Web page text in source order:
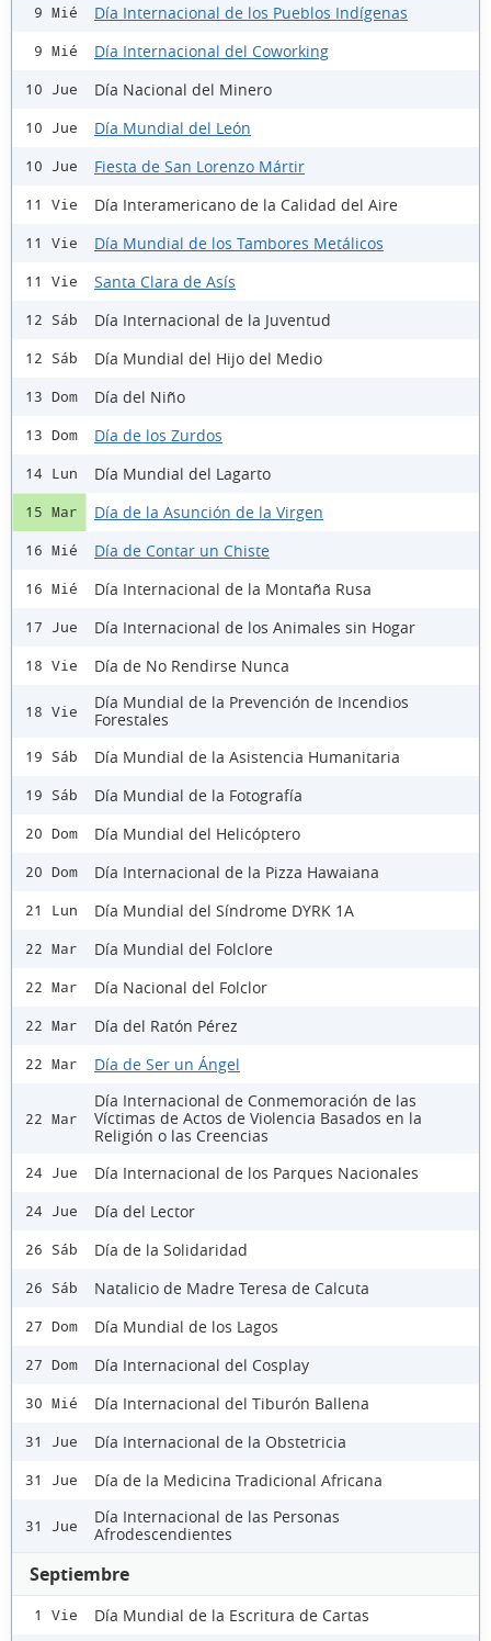
9 Mié Día Internacional de los Pueblos Indígenas
9 Mié Día Internacional del Coworking
10 Jue Día Nacional del Minero
10 Jue Día Mundial del León
10 Jue Fiesta de San Lorenzo Mártir
11 Vie Día Interamericano de la Calidad del Aire
11 Vie Día Mundial de los Tambores Metálicos
11 Vie Santa Clara de Asís
12 Sáb Día Internacional de la Juventud
12 Sáb Día Mundial del Hijo del Medio
13 Dom Día del Niño
13 Dom Día de los Zurdos
14 Lun Día Mundial del Lagarto
15 Mar Día de la Asunción de la Virgen
16 Mié Día de Contar un Chiste
16 Mié Día Internacional de la Montaña Rusa
17 Jue Día Internacional de los Animales sin Hogar
18 Vie Día de No Rendirse Nunca
18 Vie
Día Mundial de la Prevención de Incendios
Forestales
19 Sáb Día Mundial de la Asistencia Humanitaria
19 Sáb Día Mundial de la Fotografía
20 Dom Día Mundial del Helicóptero
20 Dom Día Internacional de la Pizza Hawaiana
21 Lun Día Mundial del Síndrome DYRK 1A
22 Mar Día Mundial del Folclore
22 Mar Día Nacional del Folclor
22 Mar Día del Ratón Pérez
22 Mar Día de Ser un Ángel
22 Mar
Día Internacional de Conmemoración de las
Víctimas de Actos de Violencia Basados en la
Religión o las Creencias
24 Jue Día Internacional de los Parques Nacionales
24 Jue Día del Lector
26 Sáb Día de la Solidaridad
26 Sáb Natalicio de Madre Teresa de Calcuta
27 Dom Día Mundial de los Lagos
27 Dom Día Internacional del Cosplay
30 Mié Día Internacional del Tiburón Ballena
31 Jue Día Internacional de la Obstetricia
31 Jue Día de la Medicina Tradicional Africana
31 Jue
Día Internacional de las Personas
Afrodescendientes
Septiembre
1 Vie Día Mundial de la Escritura de Cartas